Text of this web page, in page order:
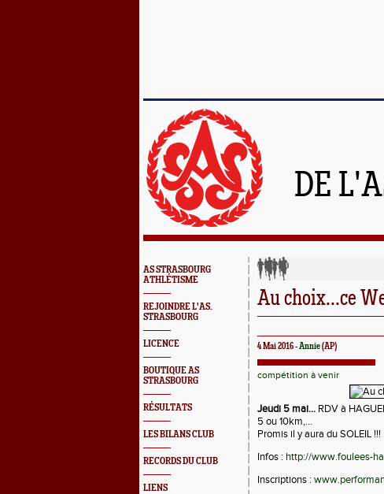
DE
AS STRASBOURG
ATHLÉTISME
REJOINDRE L'AS.
STRASBOURG
LICENCE
BOUTIQUE AS
STRASBOURG
RÉSULTATS
LES BILANS CLUB
RECORDS DU CLUB
LIENS
Au choix...ce
4 Mai 2016 -Annie(AP)
compétition à venir
Jeudi 5 mai... RDV à
5 ou 10km,...
Promis il y aura du SOLEIL !!!
Infos : http://www.foulees-
Inscriptions :